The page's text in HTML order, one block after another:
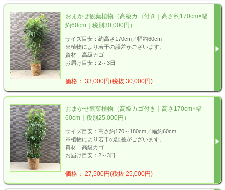
おまかせ観葉植物（高級カゴ付き｜高さ約170cm×幅
約60cm｜税別30,000円）
サイズ目安：約高さ170cm／幅約60cm
※植物により若干の誤差がございます。
資材 高級カゴ
お届け目安：2～3日
価格： 33,000円(税抜 30,000円)
おまかせ観葉植物（高級カゴ付き｜高さ170cm×幅
60cm｜税別25,000円）
サイズ目安：高さ約170～180cm／幅約60cm
※植物により若干の誤差がございます。
資材 高級カゴ
お届け目安：2～3日
価格： 27,500円(税抜 25,000円)